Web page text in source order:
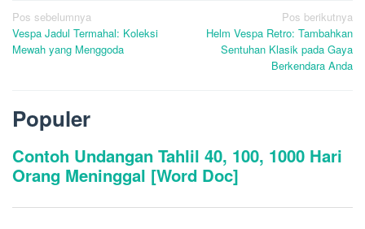
Navigasi
pos
Pos sebelumnya
Vespa Jadul Termahal: Koleksi
Mewah yang Menggoda
Pos berikutnya
Helm Vespa Retro: Tambahkan
Sentuhan Klasik pada Gaya
Berkendara Anda
Populer